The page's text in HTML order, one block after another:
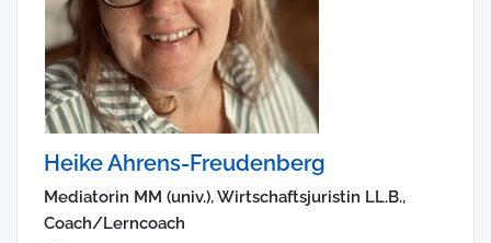
Heike Ahrens-Freudenberg
Mediatorin MM (univ.), Wirtschaftsjuristin LL.B.,
Coach/Lerncoach